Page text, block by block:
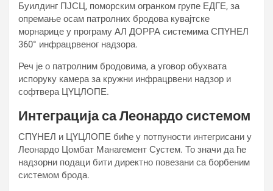
Буилдинг ПЈСЦ, поморским огранком групе ЕДГЕ, за
опремање осам патролних бродова кувајтске
морнарице у програму АЛ ДОРРА системима СПYНЕЛ
360° инфрацрвеног надзора.
Реч је о патролним бродовима, а уговор обухвата
испоруку камера за кружни инфрацрвени надзор и
софтвера ЦYЦЛОПЕ.
Интеграција са Леонардо системом
СПYНЕЛ и ЦYЦЛОПЕ биће у потпуности интегрисани у
Леонардо Цомбат Манагемент Сyстем. То значи да ће
надзорни подаци бити директно повезани са борбеним
системом брода.